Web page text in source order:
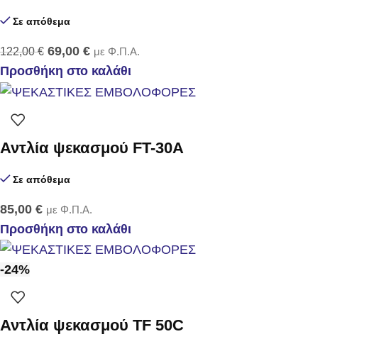
Σε απόθεμα
122,00€ 69,00 € με Φ.Π.Α.
Προσθήκη στο καλάθι
Αντλία ψεκασμού FT-30Α
Σε απόθεμα
85,00 € με Φ.Π.Α.
Προσθήκη στο καλάθι
-24%
Αντλία ψεκασμού TF 50C